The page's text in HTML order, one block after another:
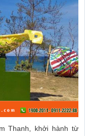
Thanh, khởi hành từ